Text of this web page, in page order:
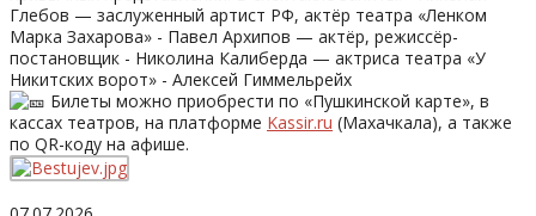
Глебов — заслуженный артист РФ, актёр театра «Ленком
Марка Захарова» - Павел Архипов — актёр, режиссёр-
постановщик - Николина Калиберда — актриса театра «У
Никитских ворот» - Алексей Гиммельрейх
Билеты можно приобрести по «Пушкинской карте», в
кассах театров, на платформе Kassir.ru (Махачкала), а также
по QR-коду на афише.